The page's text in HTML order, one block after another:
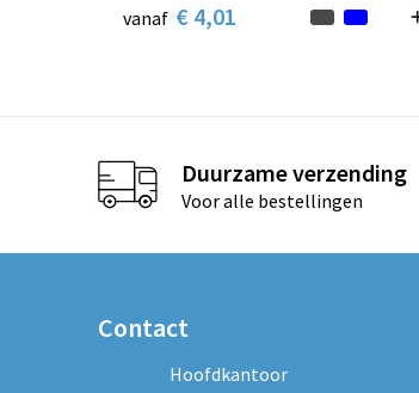
vanaf € 4,01
Duurzame verzending
Voor alle bestellingen
Contact
Hoofdkantoor